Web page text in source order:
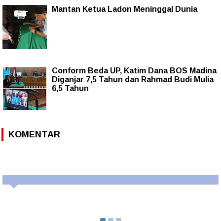
Mantan Ketua Ladon Meninggal Dunia
Conform Beda UP, Katim Dana BOS Madina
Diganjar 7,5 Tahun dan Rahmad Budi Mulia
6,5 Tahun
KOMENTAR